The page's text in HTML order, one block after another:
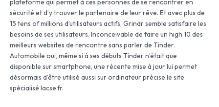
plateforme qui permet à ces personnes de se rencontrer en
sécurité et d’y trouver le partenaire de leur rêve. Et avec plus de
15 tens of millions d’utilisateurs actifs, Grindr semble satisfaire les
besoins de ses utilisateurs. Inconceivable de faire un high 10 des
meilleurs websites de rencontre sans parler de Tinder.
Automobile oui, même si à ses débuts Tinder n’était que
disponible sur smartphone, une récente mise à jour lui permet
désormais d’être utilisé aussi sur ordinateur précise le site
spécialisé lacse.fr.